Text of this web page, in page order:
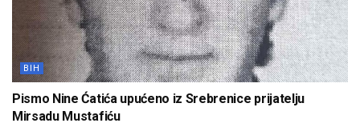
BIH
Pismo Nine Ćatića upućeno iz Srebrenice prijatelju
Mirsadu Mustafiću